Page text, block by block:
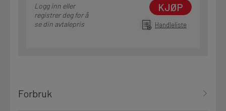
Logg inn eller
registrer deg for å
se din avtalepris
KJØP
Handleliste
Forbruk